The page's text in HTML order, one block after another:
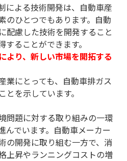
による技術開発は、自動車産
のひとつでもあります。自動
配慮した技術を開発すること
ることができます。
より、新しい市場を開拓する
業にとっても、自動車排ガス
を示しています。
問題に対する取り組みの一環
んでいます。自動車メーカー
の開発に取り組む一方で、消
上昇やランニングコストの増